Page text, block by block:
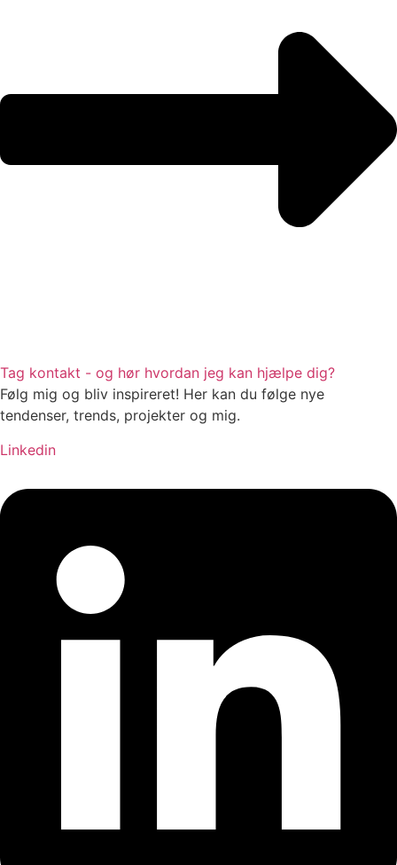
Tag kontakt - og hør hvordan jeg kan hjælpe dig?
Følg mig og bliv inspireret! Her kan du følge nye
tendenser, trends, projekter og mig.
Linkedin